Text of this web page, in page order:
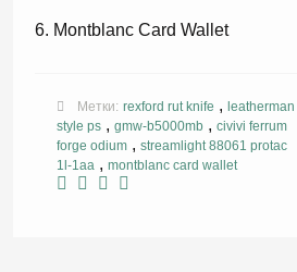
Montblanc Card Wallet
Метки: rexford rut knife , leatherman
style ps , gmw-b5000mb , civivi ferrum
forge odium , streamlight 88061 protac
1l-1aa , montblanc card wallet